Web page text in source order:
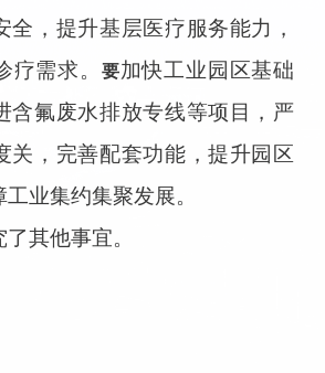
全，提升基层医疗服务能力，
疗需求。
要加快工业园区基础
含氟废水排放专线等项目，严
关，完善配套功能，提升园区
业集约集聚发展。
其他事宜。